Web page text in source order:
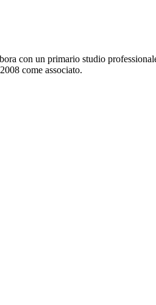
con un primario studio
come associato.